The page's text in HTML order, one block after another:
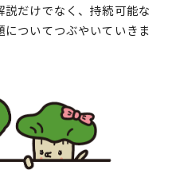
だけでなく、持続可能な
ついてつぶやいていきま